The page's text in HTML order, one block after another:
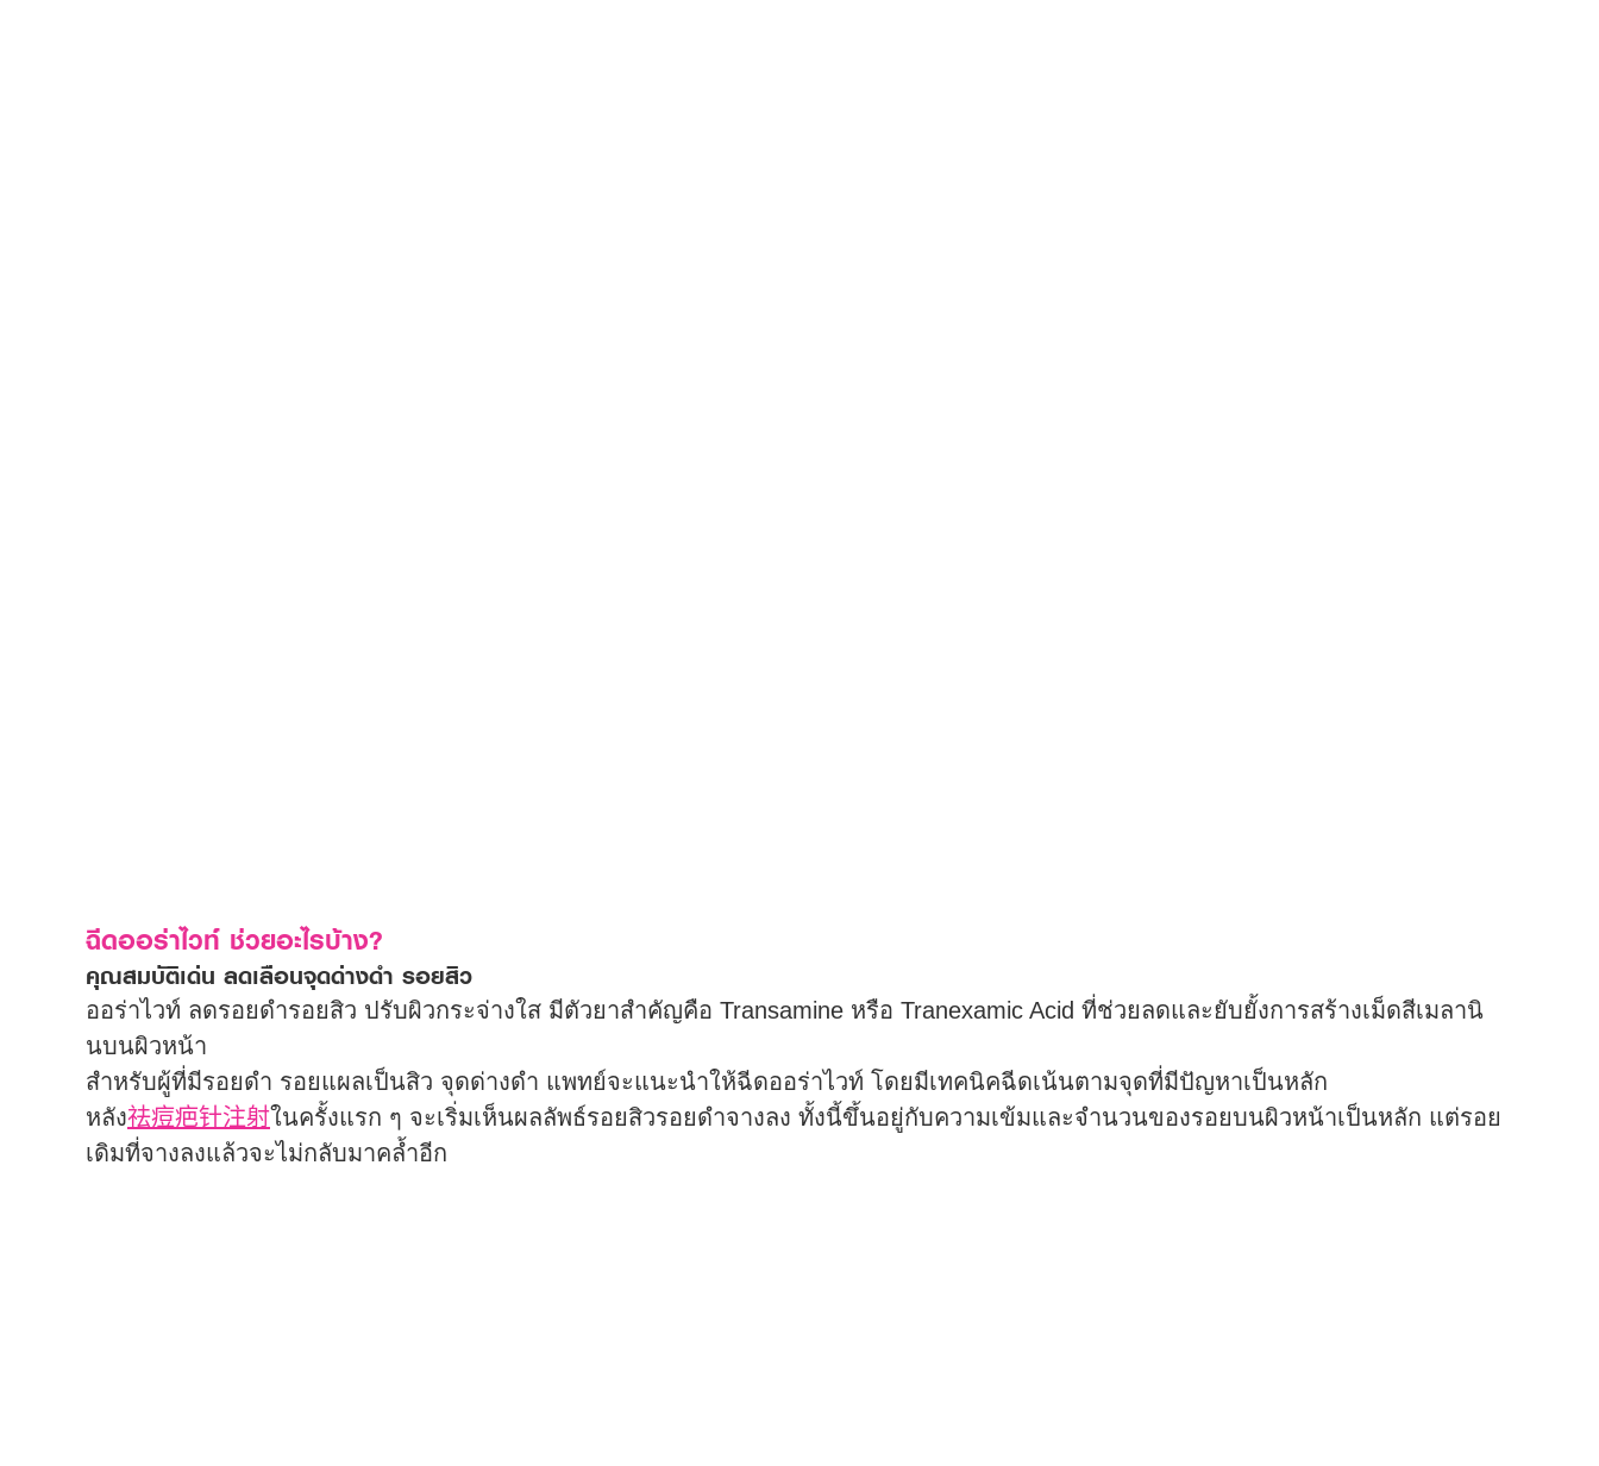
ฉีดออร่าไวท์ ช่วยอะไรบ้าง?
คุณสมบัติเด่น ลดเลือนจุดด่างดำ รอยสิว
ออร่าไวท์ ลดรอยดำรอยสิว ปรับผิวกระจ่างใส มีตัวยาสำคัญคือ Transamine หรือ Tranexamic Acid ที่ช่วยลดและยับยั้งการสร้างเม็ดสีเมลานิ
นบนผิวหน้า
สำหรับผู้ที่มีรอยดำ รอยแผลเป็นสิว จุดด่างดำ แพทย์จะแนะนำให้ฉีดออร่าไวท์ โดยมีเทคนิคฉีดเน้นตามจุดที่มีปัญหาเป็นหลัก
หลัง祛痘疤针注射 ในครั้งแรก ๆ จะเริ่มเห็นผลลัพธ์รอยสิวรอยดำจางลง ทั้งนี้ขึ้นอยู่กับความเข้มและจำนวนของรอยบนผิวหน้าเป็นหลัก แต่รอย